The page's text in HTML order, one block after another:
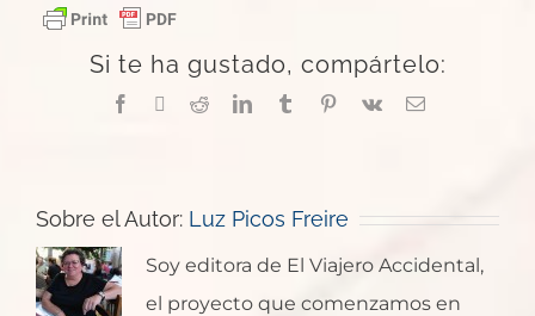
Si te ha gustado, compártelo:
Facebook RedditLinkedInTumblrPinterest
Vk
Correo
Sobre el Autor: Luz Picos Freire
Soy editora de El Viajero Accidental,
el proyecto que comenzamos en